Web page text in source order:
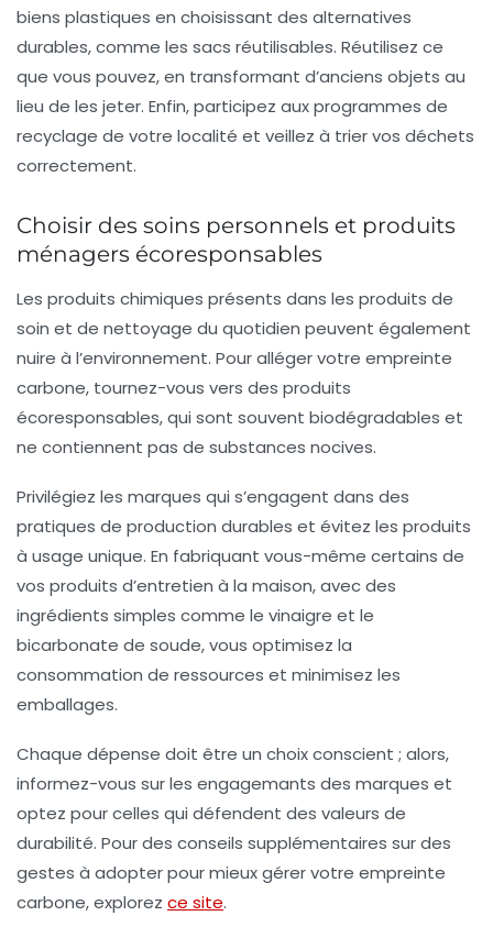
biens plastiques en choisissant des alternatives
durables, comme les sacs réutilisables. Réutilisez ce
que vous pouvez, en transformant d’anciens objets au
lieu de les jeter. Enfin, participez aux programmes de
recyclage de votre localité et veillez à trier vos déchets
correctement.
Choisir des soins personnels et produits
ménagers écoresponsables
Les produits chimiques présents dans les produits de
soin et de nettoyage du quotidien peuvent également
nuire à l’environnement. Pour alléger votre empreinte
carbone, tournez-vous vers des produits
écoresponsables, qui sont souvent biodégradables et
ne contiennent pas de substances nocives.
Privilégiez les marques qui s’engagent dans des
pratiques de production durables et évitez les produits
à usage unique. En fabriquant vous-même certains de
vos produits d’entretien à la maison, avec des
ingrédients simples comme le vinaigre et le
bicarbonate de soude, vous optimisez la
consommation de ressources et minimisez les
emballages.
Chaque dépense doit être un choix conscient ; alors,
informez-vous sur les engagemants des marques et
optez pour celles qui défendent des valeurs de
durabilité. Pour des conseils supplémentaires sur des
gestes à adopter pour mieux gérer votre empreinte
carbone, explorez ce site.